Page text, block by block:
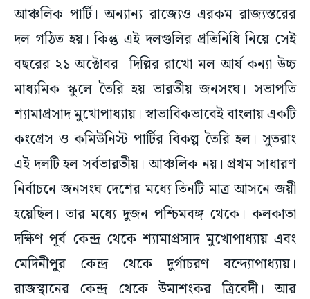
দল গঠিত হয়। কিন্তু এই দলগুলির প্রতিনিধি নিয়ে সেই
বছরের ২১ অক্টোবর দিল্লির রাখো মল আর্য কন্যা উচ্চ
মাধ্যমিক স্কুলে তৈরি হয় ভারতীয় জনসংঘ। সভাপতি
শ্যামাপ্রসাদ মুখোপাধ্যায়। স্বাভাবিকভাবেই বাংলায় একটি
কংগ্রেস ও কমিউনিস্ট পার্টির বিকল্প তৈরি হল। সুতরাং
এই দলটি হল সর্বভারতীয়। আঞ্চলিক নয়। প্রথম সাধারণ
নির্বাচনে জনসংঘ দেশের মধ্যে তিনটি মাত্র আসনে জয়ী
হয়েছিল। তার মধ্যে দুজন পশ্চিমবঙ্গ থেকে। কলকাতা
দক্ষিণ পূর্ব কেন্দ্র থেকে শ্যামাপ্রসাদ মুখোপাধ্যায় এবং
মেদিনীপুর কেন্দ্র থেকে দুর্গাচরণ বন্দ্যোপাধ্যায়।
রাজস্থানের কেন্দ্র থেকে উমাশংকর ত্রিবেদী। আর
পশ্চিমবঙ্গ বিধানসভায় জনসংঘ জয়ী হয়েছিল ৯টি